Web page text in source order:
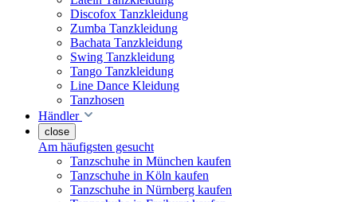
Discofox Tanzkleidung
Zumba Tanzkleidung
Bachata Tanzkleidung
Swing Tanzkleidung
Tango Tanzkleidung
Line Dance Kleidung
Tanzhosen
Händler
close
Am häufigsten gesucht
Tanzschuhe in München kaufen
Tanzschuhe in Köln kaufen
Tanzschuhe in Nürnberg kaufen